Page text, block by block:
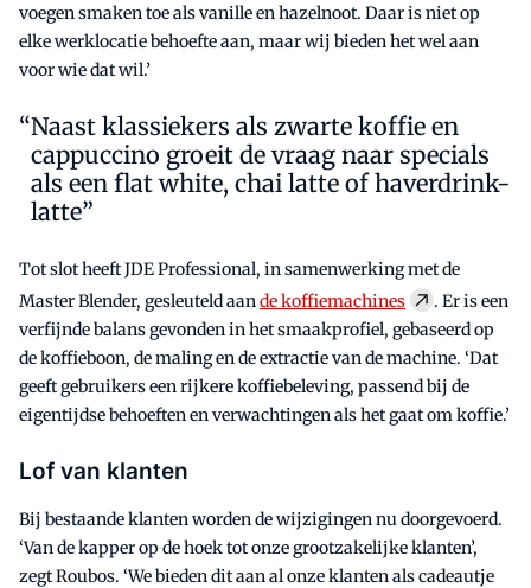
voegen smaken toe als vanille en hazelnoot. Daar is niet op
elke werklocatie behoefte aan, maar wij bieden het wel aan
voor wie dat wil.’
Naast klassiekers als zwarte koffie en
cappuccino groeit de vraag naar specials
als een flat white, chai latte of haverdrink-
latte”
Tot slot heeft JDE Professional, in samenwerking met de
Master Blender, gesleuteld aande koffiemachines
. Er is een
verfijnde balans gevonden in het smaakprofiel, gebaseerd op
de koffieboon, de maling en de extractie van de machine. ‘Dat
geeft gebruikers een rijkere koffiebeleving, passend bij de
eigentijdse behoeften en verwachtingen als het gaat om koffie.’
Lof van klanten
Bij bestaande klanten worden de wijzigingen nu doorgevoerd.
‘Van de kapper op de hoek tot onze grootzakelijke klanten’,
zegt Roubos. ‘We bieden dit aan al onze klanten als cadeautje